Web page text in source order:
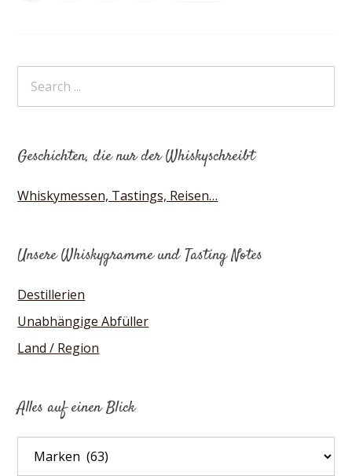
Geschichten, die nur der Whiskyschreibt
Whiskymessen, Tastings, Reisen…
Unsere Whiskygramme und Tasting Notes
Destillerien
Unabhängige Abfüller
Land / Region
Alles auf einen Blick
auf